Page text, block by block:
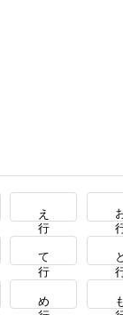
え行
て行 と行
め行 も行